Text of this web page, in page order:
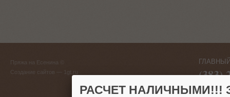
Пряжа на Есенина ©
Создание сайтов — 1gt.ru (383)
г.
РАСЧЕТ НАЛИЧНЫМИ!!!